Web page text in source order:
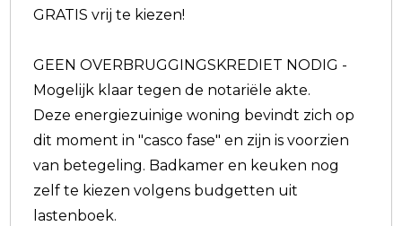
GRATIS vrij te kiezen!
GEEN OVERBRUGGINGSKREDIET NODIG -
Mogelijk klaar tegen de notariële akte.
Deze energiezuinige woning bevindt zich op
dit moment in "casco fase" en zijn is voorzien
van betegeling. Badkamer en keuken nog
zelf te kiezen volgens budgetten uit
lastenboek.